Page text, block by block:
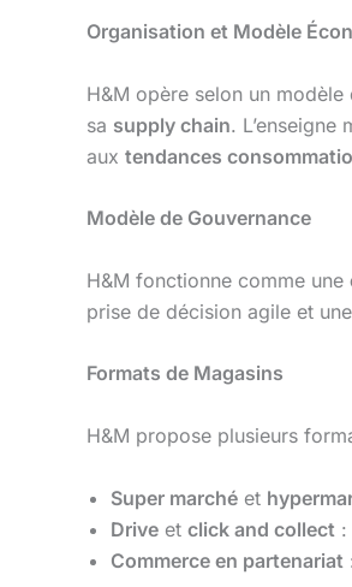
Organisation et Modèle
H&M opère selon un modèle
sa supply chain. L’enseigne
aux tendances
Modèle de Gouvernance
H&M fonctionne comme une
prise de décision agile et
Formats de Magasins
H&M propose plusieurs
Super marché et
Drive et click and collect :
Commerce en partenariat